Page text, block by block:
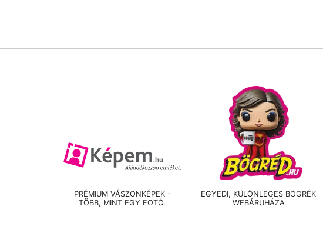
PRÉMIUM VÁSZONKÉPEK -
TÖBB, MINT EGY FOTÓ.
EGYEDI, KÜLÖNLEGES BÖGRÉK
WEBÁRUHÁZA